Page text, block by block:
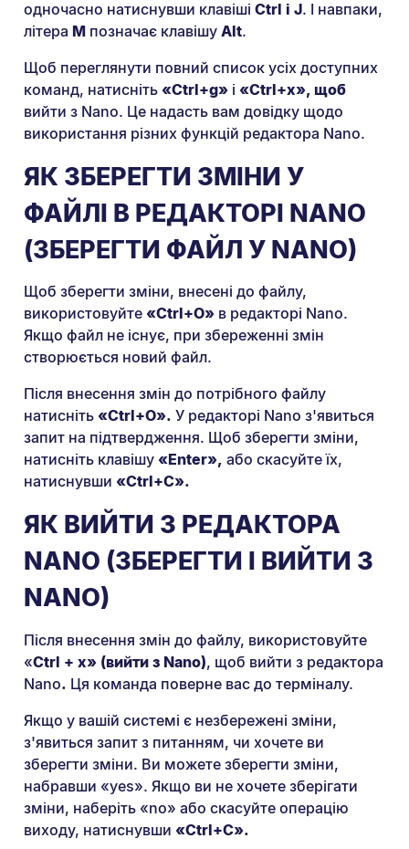
одночасно натиснувши клавіші Ctrl і J. І навпаки,
літера M позначає клавішу Alt.
Щоб переглянути повний список усіх доступних
команд, натисніть «Ctrl+g» і «Ctrl+x», щоб
вийти з Nano. Це надасть вам довідку щодо
використання різних функцій редактора Nano.
ЯК ЗБЕРЕГТИ ЗМІНИ У
ФАЙЛІ В РЕДАКТОРІ NANO
(ЗБЕРЕГТИ ФАЙЛ У NANO)
Щоб зберегти зміни, внесені до файлу,
використовуйте «Ctrl+O» в редакторі Nano.
Якщо файл не існує, при збереженні змін
створюється новий файл.
Після внесення змін до потрібного файлу
натисніть «Ctrl+O». У редакторі Nano з'явиться
запит на підтвердження. Щоб зберегти зміни,
натисніть клавішу «Enter», або скасуйте їх,
натиснувши «Ctrl+C».
ЯК ВИЙТИ З РЕДАКТОРА
NANO (ЗБЕРЕГТИ І ВИЙТИ З
NANO)
Після внесення змін до файлу, використовуйте
«Ctrl + x» (вийти з Nano), щоб вийти з редактора
Nano. Ця команда поверне вас до терміналу.
Якщо у вашій системі є незбережені зміни,
з'явиться запит з питанням, чи хочете ви
зберегти зміни. Ви можете зберегти зміни,
набравши «yes». Якщо ви не хочете зберігати
зміни, наберіть «no» або скасуйте операцію
виходу, натиснувши «Ctrl+C».